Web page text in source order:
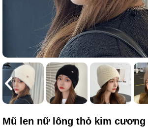
Mũ len nữ lông thỏ kim cương